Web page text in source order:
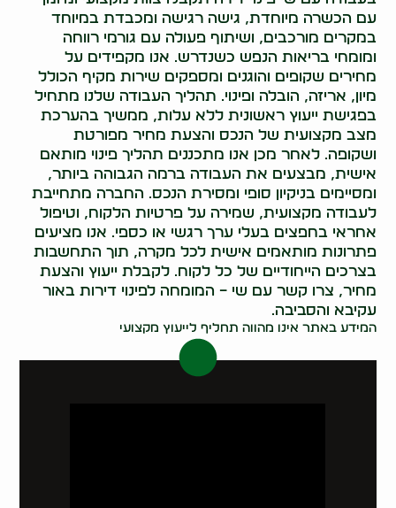
עם הכשרה מיוחדת, גישה רגישה ומכבדת במיוחד
במקרים מורכבים, ושיתוף פעולה עם גורמי רווחה
ומומחי בריאות הנפש כשנדרש. אנו מקפידים על
מחירים שקופים והוגנים ומספקים שירות מקיף הכולל
מיון, אריזה, הובלה ופינוי. תהליך העבודה שלנו מתחיל
בפגישת ייעוץ ראשונית ללא עלות, ממשיך בהערכת
מצב מקצועית של הנכס והצעת מחיר מפורטת
ושקופה. לאחר מכן אנו מתכננים תהליך פינוי מותאם
אישית, מבצעים את העבודה ברמה הגבוהה ביותר,
ומסיימים בניקיון סופי ומסירת הנכס. החברה מתחייבת
לעבודה מקצועית, שמירה על פרטיות הלקוח, וטיפול
אחראי בחפצים בעלי ערך רגשי או כספי. אנו מציעים
פתרונות מותאמים אישית לכל מקרה, תוך התחשבות
בצרכים הייחודיים של כל לקוח. לקבלת ייעוץ והצעת
מחיר, צרו קשר עם שי – המומחה לפינוי דירות באור
עקיבא והסביבה.
המידע באתר אינו מהווה תחליף לייעוץ מקצועי